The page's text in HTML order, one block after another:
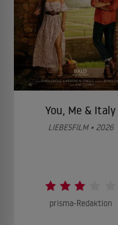
You, Me & Italy
LIEBESFILM • 2026
prisma-Redaktion